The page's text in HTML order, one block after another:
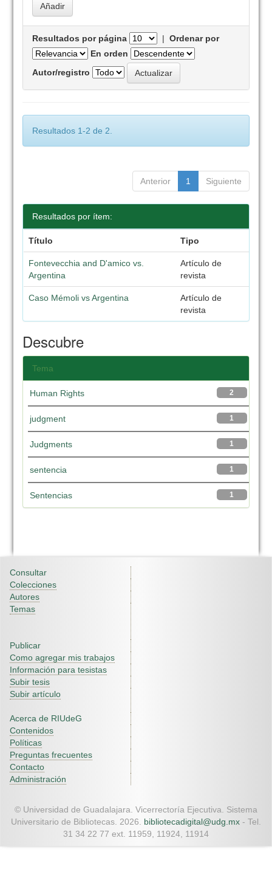
Resultados por página |Ordenar por
En orden
Autor/registro
Resultados 1-2 de 2.
Anterior 1 Siguiente
Resultados por ítem:
Título Tipo
Fontevecchia and D'amico vs.
Argentina
Artículo de
revista
Caso Mémoli vs Argentina
Artículo de
revista
Descubre
Tema
2
Human Rights
1
judgment
1
Judgments
1
sentencia
1
Sentencias
Consultar
Colecciones
Autores
Temas
Publicar
Como agregar mis trabajos
Información para tesistas
Subir tesis
Subir artículo
Acerca de RIUdeG
Contenidos
Políticas
Preguntas frecuentes
Contacto
Administración
© Universidad de Guadalajara. Vicerrectoría Ejecutiva. Sistema
Universitario de Bibliotecas. 2026. bibliotecadigital@udg.mx - Tel.
31 34 22 77 ext. 11959, 11924, 11914